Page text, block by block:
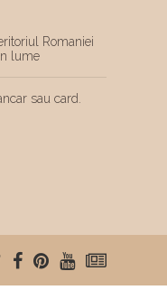
Romaniei
lume
sau card.